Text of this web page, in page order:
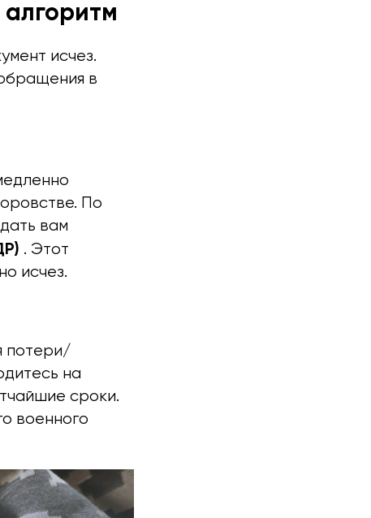
исчез.
в
По
вам
. Этот
исчез.
потери/
на
сроки.
военного